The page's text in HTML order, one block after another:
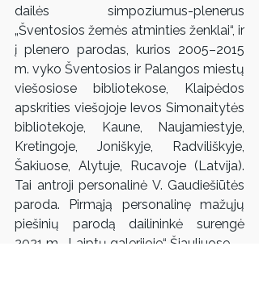
dailės simpoziumus-plenerus
„Šventosios žemės atminties ženklai“, ir
į plenero parodas, kurios 2005–2015
m. vyko Šventosios ir Palangos miestų
viešosiose bibliotekose, Klaipėdos
apskrities viešojoje Ievos Simonaitytės
bibliotekoje, Kaune, Naujamiestyje,
Kretingoje, Joniškyje, Radviliškyje,
Šakiuose, Alytuje, Rucavoje (Latvija).
Tai antroji personalinė V. Gaudiešiūtės
paroda. Pirmąją personalinę mažųjų
piešinių parodą dailininkė surengė
2021 m. „Laiptų galerijoje“ Šiauliuose.